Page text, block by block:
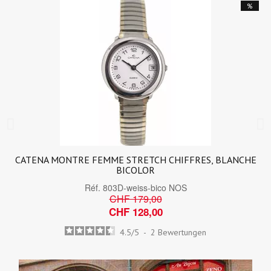
%
CATENA MONTRE FEMME STRETCH CHIFFRES, BLANCHE
BICOLOR
Réf. 803D-weiss-bico NOS
CHF 179,00
CHF 128,00
4.5/5 - 2 Bewertungen